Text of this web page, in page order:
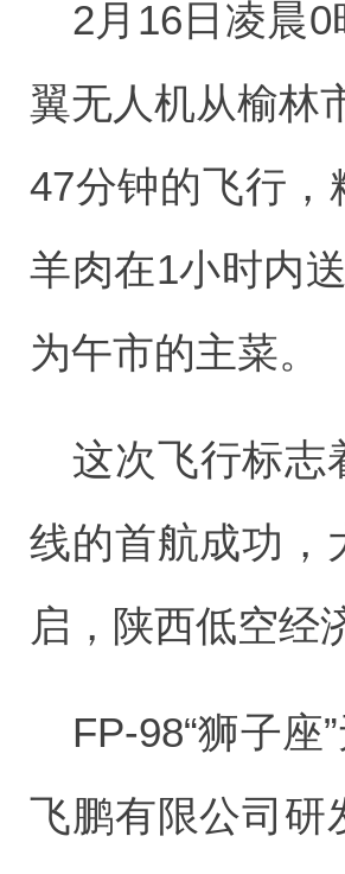
2月16日凌晨
翼无人机从榆林
47分钟的飞行
羊肉在1小时内
为午市的主菜。
这次飞行标志
线的首航成功，
启，陕西低空经
FP-98“狮子
飞鹏有限公司研